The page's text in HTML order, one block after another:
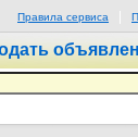
Правила сервиса